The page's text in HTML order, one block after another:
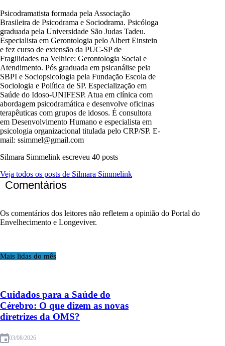
Psicodramatista formada pela Associação
Brasileira de Psicodrama e Sociodrama. Psicóloga
graduada pela Universidade São Judas Tadeu.
Especialista em Gerontologia pelo Albert Einstein
e fez curso de extensão da PUC-SP de
Fragilidades na Velhice: Gerontologia Social e
Atendimento. Pós graduada em psicanálise pela
SBPI e Sociopsicologia pela Fundação Escola de
Sociologia e Política de SP. Especialização em
Saúde do Idoso-UNIFESP. Atua em clínica com
abordagem psicodramática e desenvolve oficinas
terapêuticas com grupos de idosos. É consultora
em Desenvolvimento Humano e especialista em
psicologia organizacional titulada pelo CRP/SP. E-
mail: ssimmel@gmail.com
Silmara Simmelink escreveu 40 posts
Veja todos os posts de Silmara Simmelink
Comentários
Os comentários dos leitores não refletem a opinião do Portal do
Envelhecimento e Longeviver.
Mais lidas do mês
Cuidados para a Saúde do
Cérebro: O que dizem as novas
diretrizes da OMS?
03/08/2026